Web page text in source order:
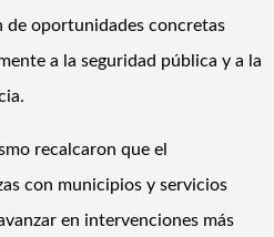
de oportunidades concretas
a la seguridad pública y a la
recalcaron que el
con municipios y servicios
en intervenciones más